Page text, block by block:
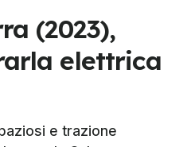
(2023),
elettrica
e trazione